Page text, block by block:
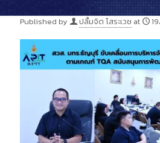
Published by ปลื้มจิต โสระเวช at